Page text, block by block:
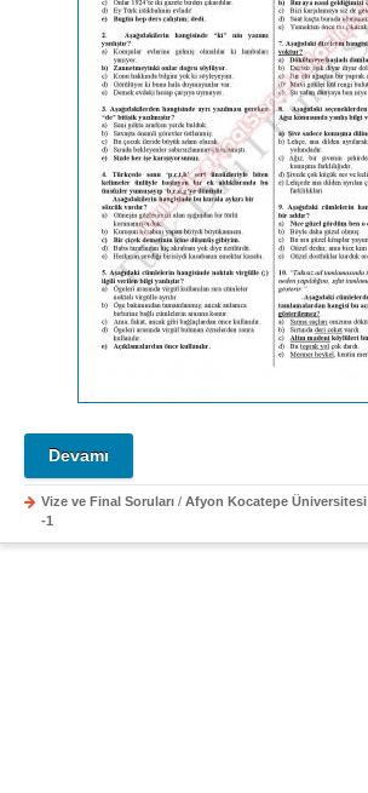
Devamı
Vize ve Final Soruları / Afyon Kocatepe Üniversitesi
-1